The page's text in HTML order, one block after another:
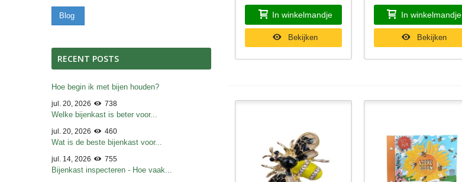
Blog
RECENT POSTS
Hoe begin ik met bijen houden?
jul. 20, 2026 738
Welke bijenkast is beter voor...
jul. 20, 2026 460
Wat is de beste bijenkast voor...
jul. 14, 2026 755
Bijenkast inspecteren - Hoe vaak...
In winkelmandje
Bekijken
In winkelmandje
Bekijken